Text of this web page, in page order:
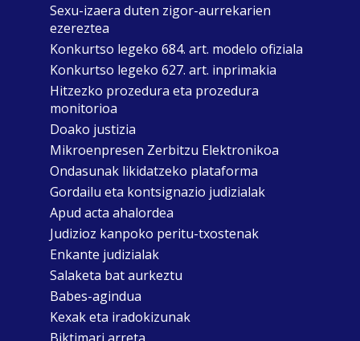
Sexu-izaera duten zigor-aurrekarien
ezereztea
Konkurtso legeko 684. art. modelo ofiziala
Konkurtso legeko 627. art. inprimakia
Hitzezko prozedura eta prozedura
monitorioa
Doako justizia
Mikroenpresen Zerbitzu Elektronikoa
Ondasunak likidatzeko plataforma
Gordailu eta kontsignazio judizialak
Apud acta ahalordea
Judizioz kanpoko peritu-txostenak
Enkante judizialak
Salaketa bat aurkeztu
Babes-agindua
Kexak eta iradokizunak